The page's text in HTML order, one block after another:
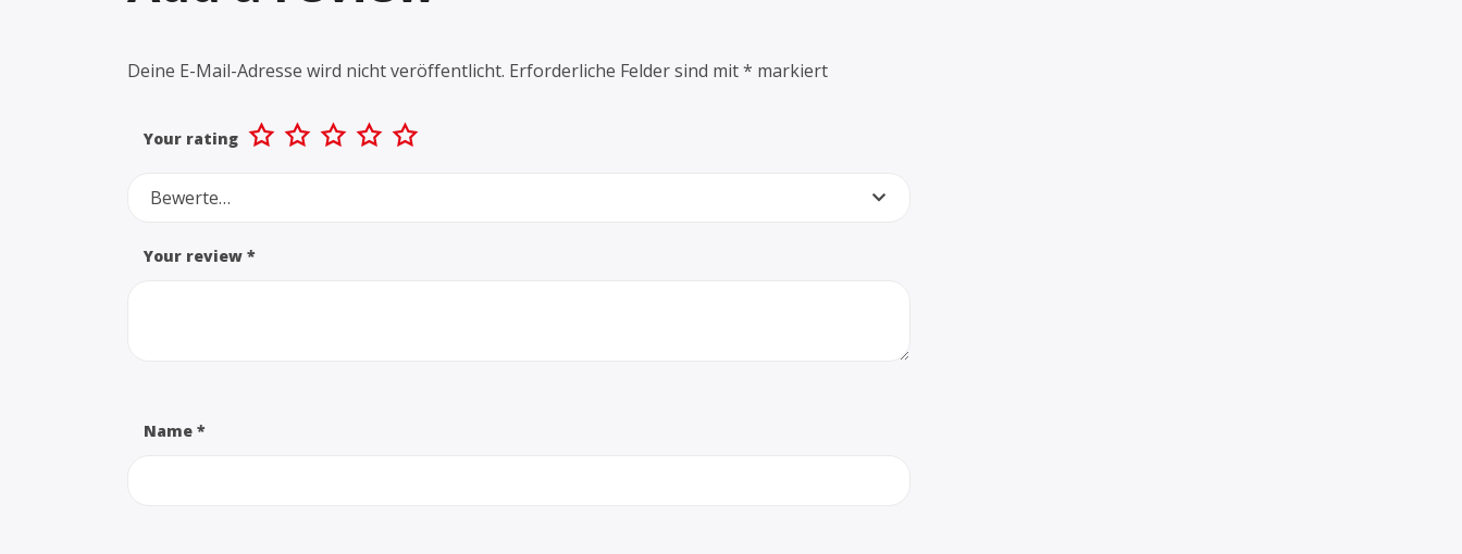
Deine E-Mail-Adresse wird nicht veröffentlicht. Erforderliche Felder sind mit* markiert
Your rating
Bewerte…
Your review *
Name *